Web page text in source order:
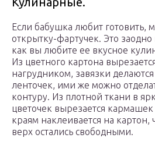
Если бабушка любит готовить,
открытку-фартучек. Это заодно
как вы любите ее вкусное
Из цветного картона
нагрудником, завязки
ленточек, ими же можно
контуру. Из плотной ткани в
цветочек вырезается
краям наклеивается на картон,
верх остались свободными.